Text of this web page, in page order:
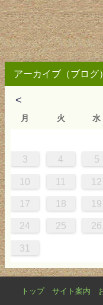
アーカイブ（ブログ）
<
月 火 水
3 4 5
10 11 12
17 18 19
24 25 26
31
トップ サイト案内